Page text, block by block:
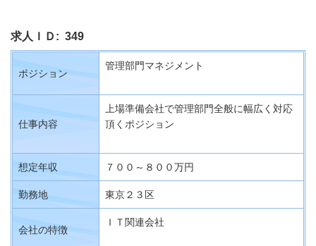
求人ＩＤ: 349
ポジション
管理部門マネジメント
仕事内容
上場準備会社で管理部門全般に幅広く対応
頂くポジション
想定年収 ７００～８００万円
勤務地 東京２３区
会社の特徴
ＩＴ関連会社